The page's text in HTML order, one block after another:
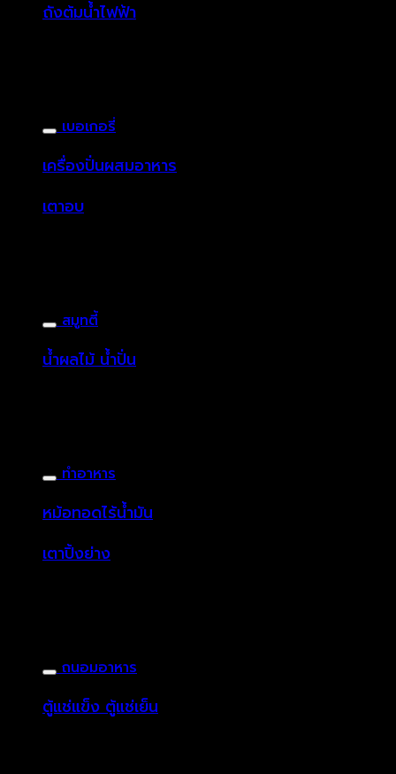
ถังต้มน้ำไฟฟ้า
เบอเกอรี่
เครื่องปั่นผสมอาหาร
เตาอบ
สมูทตี้
น้ำผลไม้ น้ำปั่น
ทำอาหาร
หม้อทอดไร้น้ำมัน
เตาปิ้งย่าง
ถนอมอาหาร
ตู้แช่แข็ง ตู้แช่เย็น